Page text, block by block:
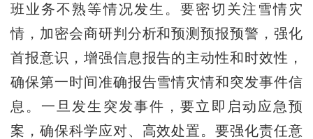
班业务不熟等情况发生。要密切关注雪情灾
情，加密会商研判分析和预测预报预警，强化
首报意识，增强信息报告的主动性和时效性，
确保第一时间准确报告雪情灾情和突发事件信
息。一旦发生突发事件，要立即启动应急预
案，确保科学应对、高效处置。要强化责任意